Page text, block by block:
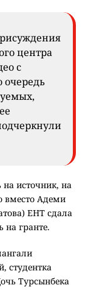
центра
с
очередь
на источник, на
вместо Адеми
ЕНТ сдала
на гранте.
студентка
Турсынбека